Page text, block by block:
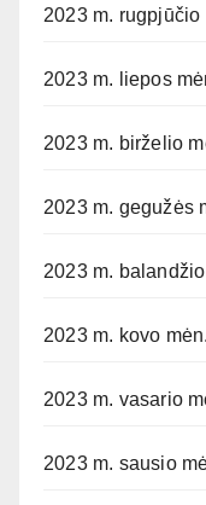
2023 m. rugpjūčio
2023 m. liepos
2023 m. birželio
2023 m. gegužės
2023 m.
2023 m. kovo mėn.
2023 m. vasario
2023 m. sausio